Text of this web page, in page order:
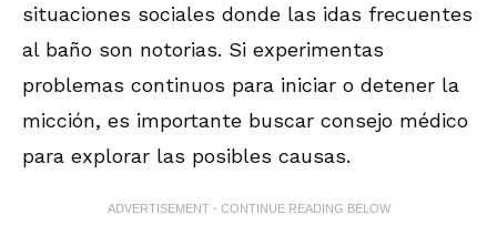
situaciones sociales donde las idas frecuentes
al baño son notorias. Si experimentas
problemas continuos para iniciar o detener la
micción, es importante buscar consejo médico
para explorar las posibles causas.
ADVERTISEMENT - CONTINUE READING BELOW